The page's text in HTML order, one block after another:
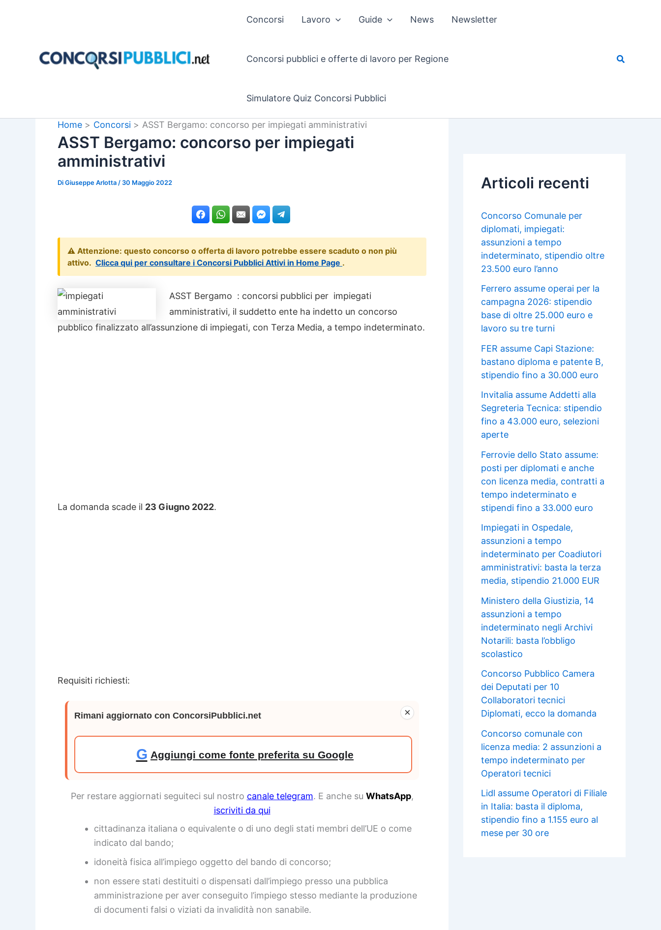
Concorsi Lavoro Guide News Newsletter
Concorsi pubblici e offerte di lavoro per Regione
Simulatore Quiz Concorsi Pubblici
Home Concorsi ASST Bergamo: concorso per impiegati amministrativi
ASST Bergamo: concorso per impiegati
amministrativi
DiGiuseppe Arlotta / 30 Maggio 2022
⚠️ Attenzione: questo concorso o offerta di lavoro potrebbe essere scaduto o non più
attivo. Clicca qui per consultare i Concorsi Pubblici Attivi in Home Page .
ASST Bergamo : concorsi pubblici per impiegati
amministrativi, il suddetto ente ha indetto un concorso
pubblico finalizzato all’assunzione di impiegati, con Terza Media, a tempo indeterminato.
La domanda scade il 23 Giugno 2022.
Requisiti richiesti:
×
Rimani aggiornato con ConcorsiPubblici.net
G Aggiungi come fonte preferita su Google
Per restare aggiornati seguiteci sul nostro canale telegram. E anche su WhatsApp,
iscriviti da qui
cittadinanza italiana o equivalente o di uno degli stati membri dell’UE o come
indicato dal bando;
idoneità fisica all’impiego oggetto del bando di concorso;
non essere stati destituiti o dispensati dall’impiego presso una pubblica
amministrazione per aver conseguito l’impiego stesso mediante la produzione
di documenti falsi o viziati da invalidità non sanabile.
Articoli recenti
Concorso Comunale per
diplomati, impiegati:
assunzioni a tempo
indeterminato, stipendio oltre
23.500 euro l’anno
Ferrero assume operai per la
campagna 2026: stipendio
base di oltre 25.000 euro e
lavoro su tre turni
FER assume Capi Stazione:
bastano diploma e patente B,
stipendio fino a 30.000 euro
Invitalia assume Addetti alla
Segreteria Tecnica: stipendio
fino a 43.000 euro, selezioni
aperte
Ferrovie dello Stato assume:
posti per diplomati e anche
con licenza media, contratti a
tempo indeterminato e
stipendi fino a 33.000 euro
Impiegati in Ospedale,
assunzioni a tempo
indeterminato per Coadiutori
amministrativi: basta la terza
media, stipendio 21.000 EUR
Ministero della Giustizia, 14
assunzioni a tempo
indeterminato negli Archivi
Notarili: basta l’obbligo
scolastico
Concorso Pubblico Camera
dei Deputati per 10
Collaboratori tecnici
Diplomati, ecco la domanda
Concorso comunale con
licenza media: 2 assunzioni a
tempo indeterminato per
Operatori tecnici
Lidl assume Operatori di Filiale
in Italia: basta il diploma,
stipendio fino a 1.155 euro al
mese per 30 ore